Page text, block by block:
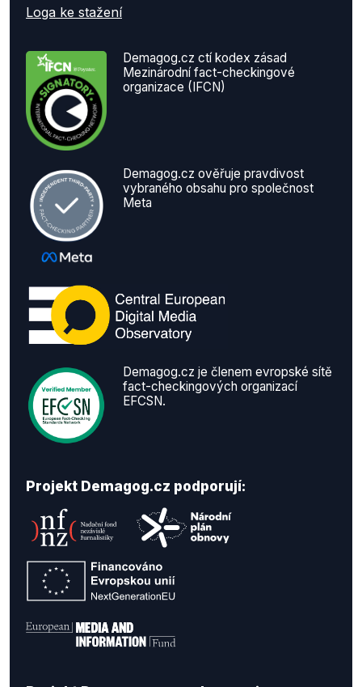
Loga ke stažení
Demagog.cz ctí kodex zásad
Mezinárodní fact-checkingové
organizace (IFCN)
Demagog.cz ověřuje pravdivost
vybraného obsahu pro společnost
Meta
Demagog.cz je členem evropské sítě
fact-checkingových organizací
EFCSN.
Projekt Demagog.cz podporují: